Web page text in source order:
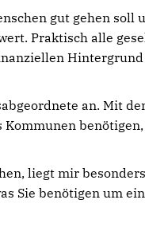
gut gehen
Praktisch alle
Hintergrund
an. Mit
liegt mir
Sie benötigen um